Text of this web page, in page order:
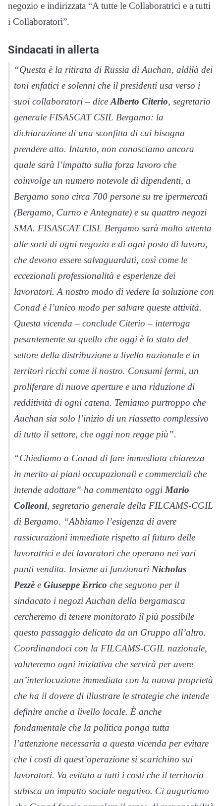
negozio e indirizzata “A tutte le Collaboratrici e a tutti
i Collaboratori”.
Sindacati in allerta
“Questa è la ritirata di Russia di Auchan, aldilà dei
toni enfatici e solenni che il presidenti usa verso i
suoi collaboratori – diceAlberto Citerio, segretario
generale FISASCAT CSIL Bergamo: la
dichiarazione di una sconfitta di cui bisogna
prendere atto. Intanto, non conosciamo ancora
quale sarà l’impatto sulla forza lavoro che
coinvolge un numero notevole di dipendenti, a
Bergamo sono circa 700 persone su tre ipermercati
(Bergamo, Curno e Antegnate) e su quattro negozi
SMA. FISASCAT CISL Bergamo sarà molto attenta
alle sorti di ogni negozio e di ogni posto di lavoro,
che devono essere salvaguardati, così come le
eccezionali professionalità e esperienze dei
lavoratori. A nostro modo di vedere la soluzione con
Conad è l’unico modo per salvare queste attività.
Questa vicenda – conclude Citerio – interroga
pesantemente su quello che oggi è lo stato del
settore della distribuzione a livello nazionale e in
territori ricchi come il nostro. Consumi fermi, un
proliferare di nuove aperture e una riduzione di
redditività di ogni catena. Temiamo purtroppo che
Auchan sia solo l’inizio di un riassetto complessivo
di tutto il settore, che oggi non regge più”.
“Chiediamo a Conad di fare immediata chiarezza
in merito ai piani occupazionali e commerciali che
intende adottare” ha commentato oggiMario
Colleoni, segretario generale della FILCAMS-CGIL
di Bergamo. “Abbiamo l’esigenza di avere
rassicurazioni immediate rispetto al futuro delle
lavoratrici e dei lavoratori che operano nei vari
punti vendita. Insieme ai funzionari Nicholas
Pezzè e Giuseppe Errico che seguono per il
sindacato i negozi Auchan della bergamasca
cercheremo di tenere monitorato il più possibile
questo passaggio delicato da un Gruppo all’altro.
Coordinandoci con la FILCAMS-CGIL nazionale,
valuteremo ogni iniziativa che servirà per avere
un’interlocuzione immediata con la nuova proprietà
che ha il dovere di illustrare le strategie che intende
definire anche a livello locale. È anche
fondamentale che la politica ponga tutta
l’attenzione necessaria a questa vicenda per evitare
che i costi di quest’operazione si scarichino sui
lavoratori. Va evitato a tutti i costi che il territorio
subisca un impatto sociale negativo. Ci auguriamo